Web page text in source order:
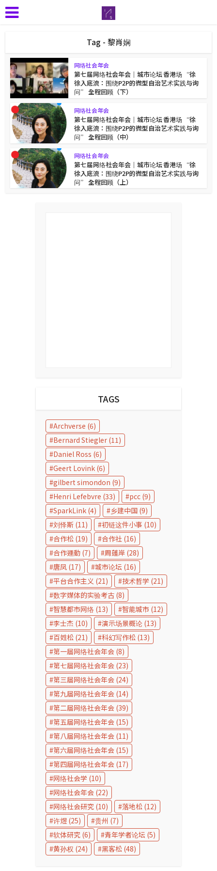
Tag - 黎肖娴
网络社会年会
第七届网络社会年会｜城市论坛 香港场 “徐
徐入底流：围绕P2P的微型自治艺术实践与询
问” 全程回顾（下）
网络社会年会
第七届网络社会年会｜城市论坛 香港场 “徐
徐入底流：围绕P2P的微型自治艺术实践与询
问” 全程回顾（中）
网络社会年会
第七届网络社会年会｜城市论坛 香港场 “徐
徐入底流：围绕P2P的微型自治艺术实践与询
问” 全程回顾（上）
TAGS
Archverse (6)
Bernard Stiegler (11)
Daniel Ross (6)
Geert Lovink (6)
gilbert simondon (9)
Henri Lefebvre (33) pcc (9)
SparkLink (4) 乡建中国 (9)
刘怿斯 (11) 初链这件小事 (10)
合作松 (19) 合作社 (16)
合作運動 (7) 周蓬岸 (28)
唐凤 (17) 城市论坛 (16)
平台合作主义 (21) 技术哲学 (21)
数字媒体的实验考古 (8)
智慧都市网络 (13) 智能城市 (12)
李士杰 (10) 演示场景概论 (13)
百姓松 (21) 科幻写作松 (13)
第一届网络社会年会 (8)
第七届网络社会年会 (23)
第三届网络社会年会 (24)
第九届网络社会年会 (14)
第二届网络社会年会 (39)
第五届网络社会年会 (15)
第八届网络社会年会 (11)
第六届网络社会年会 (15)
第四届网络社会年会 (17)
网络社会学 (10)
网络社会年会 (22)
网络社会研究 (10) 落地松 (12)
许煜 (25) 贵州 (7)
软体研究 (6) 青年学者论坛 (5)
黄孙权 (24) 黑客松 (48)